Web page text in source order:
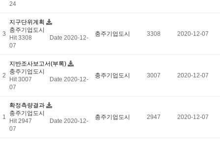
24
3
지구단위계획
충주기업도시
Hit 3308
Date 2020-12-
07
충주기업도시 3308 2020-12-07
2
지반조사보고서(부록)
충주기업도시
Hit 3007
Date 2020-12-
07
충주기업도시 3007 2020-12-07
1
확정측량결과
충주기업도시
Hit 2947
Date 2020-12-
07
충주기업도시 2947 2020-12-07